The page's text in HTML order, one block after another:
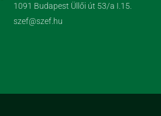
1091 Budapest Üllői út 53/a I.15.
szef@szef.hu